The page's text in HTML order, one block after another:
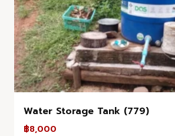
Water Storage Tank (779)
฿8,000